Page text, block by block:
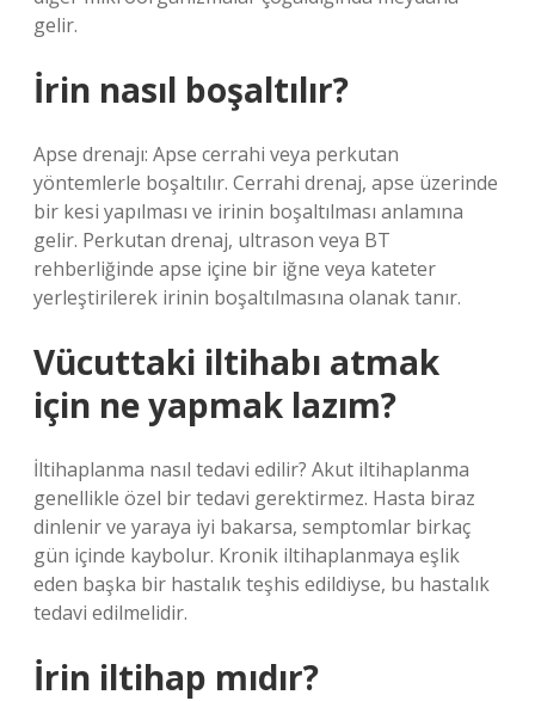
gelir.
İrin nasıl boşaltılır?
Apse drenajı: Apse cerrahi veya perkutan
yöntemlerle boşaltılır. Cerrahi drenaj, apse üzerinde
bir kesi yapılması ve irinin boşaltılması anlamına
gelir. Perkutan drenaj, ultrason veya BT
rehberliğinde apse içine bir iğne veya kateter
yerleştirilerek irinin boşaltılmasına olanak tanır.
Vücuttaki iltihabı atmak
için ne yapmak lazım?
İltihaplanma nasıl tedavi edilir? Akut iltihaplanma
genellikle özel bir tedavi gerektirmez. Hasta biraz
dinlenir ve yaraya iyi bakarsa, semptomlar birkaç
gün içinde kaybolur. Kronik iltihaplanmaya eşlik
eden başka bir hastalık teşhis edildiyse, bu hastalık
tedavi edilmelidir.
İrin iltihap mıdır?